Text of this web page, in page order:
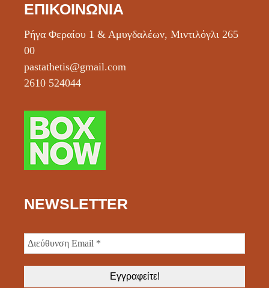
ΕΠΙΚΟΙΝΩΝΊΑ
Ρήγα Φεραίου 1 & Αμυγδαλέων, Μιντιλόγλι 265
00
pastathetis@gmail.com
2610 524044
NEWSLETTER